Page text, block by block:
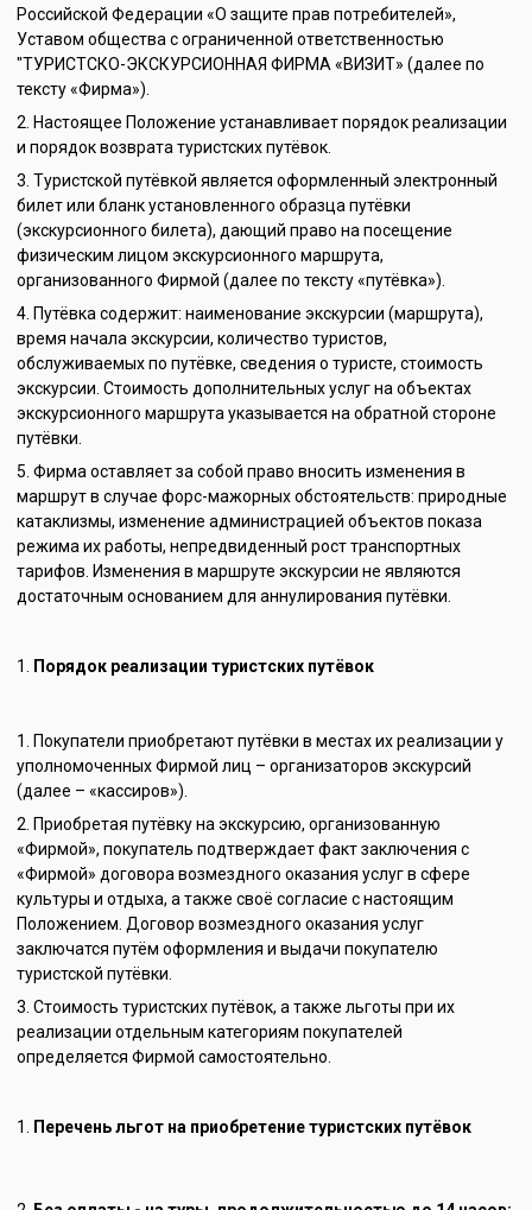
Российской Федерации «О защите прав потребителей»,
Уставом общества с ограниченной ответственностью
"ТУРИСТСКО-ЭКСКУРСИОННАЯ ФИРМА «ВИЗИТ» (далее по
тексту «Фирма»).
Настоящее Положение устанавливает порядок реализации
и порядок возврата туристских путёвок.
Туристской путёвкой является оформленный электронный
билет или бланк установленного образца путёвки
(экскурсионного билета), дающий право на посещение
физическим лицом экскурсионного маршрута,
организованного Фирмой (далее по тексту «путёвка»).
Путёвка содержит: наименование экскурсии (маршрута),
время начала экскурсии, количество туристов,
обслуживаемых по путёвке, сведения о туристе, стоимость
экскурсии. Стоимость дополнительных услуг на объектах
экскурсионного маршрута указывается на обратной стороне
путёвки.
Фирма оставляет за собой право вносить изменения в
маршрут в случае форс-мажорных обстоятельств: природные
катаклизмы, изменение администрацией объектов показа
режима их работы, непредвиденный рост транспортных
тарифов. Изменения в маршруте экскурсии не являются
достаточным основанием для аннулирования путёвки.
Порядок реализации туристских путёвок
Покупатели приобретают путёвки в местах их реализации у
уполномоченных Фирмой лиц – организаторов экскурсий
(далее – «кассиров»).
Приобретая путёвку на экскурсию, организованную
«Фирмой», покупатель подтверждает факт заключения с
«Фирмой» договора возмездного оказания услуг в сфере
культуры и отдыха, а также своё согласие с настоящим
Положением. Договор возмездного оказания услуг
заключатся путём оформления и выдачи покупателю
туристской путёвки.
Стоимость туристских путёвок, а также льготы при их
реализации отдельным категориям покупателей
определяется Фирмой самостоятельно.
Перечень льгот на приобретение туристских путёвок